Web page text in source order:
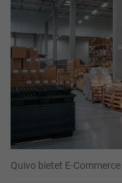
Quivo bietet E-